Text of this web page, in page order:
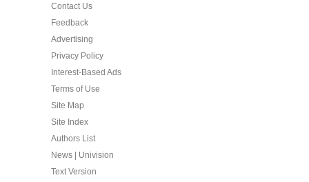
Contact Us
Feedback
Advertising
Privacy Policy
Interest-Based Ads
Terms of Use
Site Map
Site Index
Authors List
News | Univision
Text Version